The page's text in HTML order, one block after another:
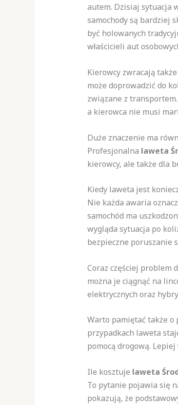
autem. Dzisiaj sytuacja
samochody są bardziej
być holowanych
właścicieli aut
Kierowcy zwracają
może doprowadzić do
związane z
a kierowca nie musi
Duże znaczenie ma
Profesjonalna laweta
kierowcy, ale także dla
Kiedy laweta jest
Nie każda awaria
samochód ma
wygląda sytuacja po
bezpieczne poruszanie
Coraz częściej problem
można je ciągnąć na
elektrycznych oraz
Warto pamiętać także
przypadkach laweta
pomocą drogową.
Ile kosztuje laweta
To pytanie pojawia się
pokazują, że